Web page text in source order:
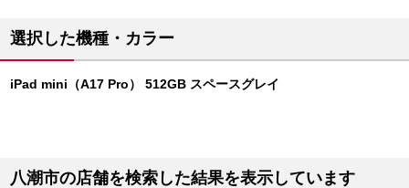
選択した機種・カラー
iPad mini（A17 Pro） 512GB スペースグレイ
八潮市の店舗を検索した結果を表示しています